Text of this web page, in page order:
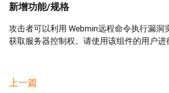
新增功能/规格
攻击者可以利用 Webmin远程命令执行漏洞
获取服务器控制权。请使用该组件的用户进
上一篇